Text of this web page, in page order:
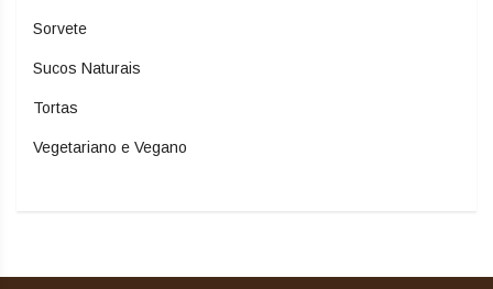
Sorvete
Sucos Naturais
Tortas
Vegetariano e Vegano